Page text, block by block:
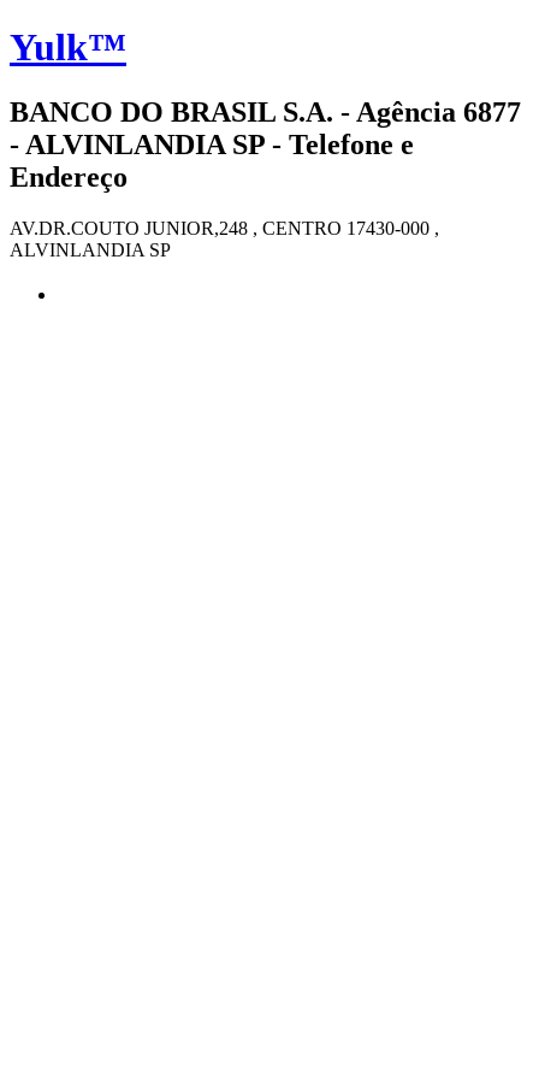
Yulk™
BANCO DO BRASIL S.A. - Agência 6877
- ALVINLANDIA SP - Telefone e
Endereço
AV.DR.COUTO JUNIOR,248 , CENTRO 17430-000 ,
ALVINLANDIA SP